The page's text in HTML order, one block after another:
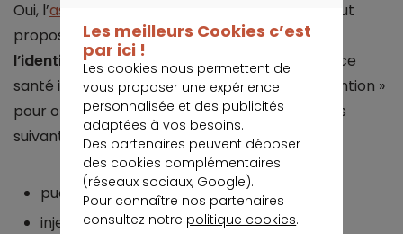
Oui, l’assurance pour animaux
domestiques peut
proposer une garantie prenant en charge
l’identification des chiens et chats. L’assurance
santé intègre généralement un « forfait prévention »
pour obtenir un remboursement des dépenses
suivantes :
puce électronique ;
injection de vaccins ;
Les meilleurs Cookies c’est
par ici !
Les cookies nous permettent de
vous proposer une expérience
personnalisée et des publicités
adaptées à vos besoins.
Des partenaires peuvent déposer
des cookies complémentaires
(réseaux sociaux, Google).
Pour connaître nos partenaires
consultez notre politique cookies.